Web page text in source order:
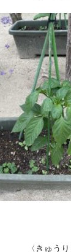
〈きゅうり